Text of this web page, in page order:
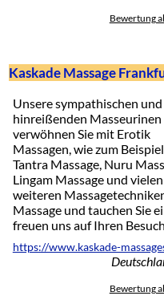
Bewertung
Kaskade Massage
Unsere sympathischen und
hinreißenden Masseurinen
verwöhnen Sie mit Erotik
Massagen, wie zum
Tantra Massage, Nuru
Lingam Massage und vielen
weiteren
Massage und tauchen Sie
freuen uns auf Ihren
https://www.kaskade-
Bewertung